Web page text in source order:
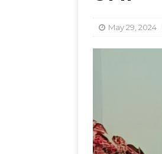
May 29, 2024